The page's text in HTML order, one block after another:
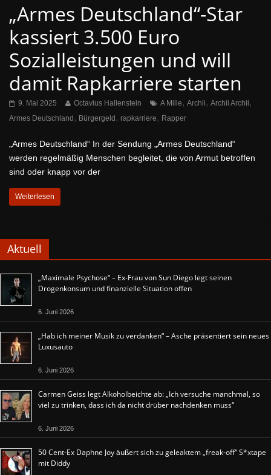
„Armes Deutschland“-Star
kassiert 3.500 Euro
Sozialleistungen und will
damit Rapkarriere starten
9. Mai 2025 Octavius Hallenstein A Mille, Archii, Archii Archii,
Armes Deutschland , Bürgergeld , rapkarriere, Rapper
„Armes Deutschland“ In der Sendung „Armes Deutschland“
werden regelmäßig Menschen begleitet, die von Armut betroffen
sind oder knapp vor der
Weiterlesen
Aktuell
„Maximale Psychose“ – Ex-Frau von Sun Diego legt seinen
Drogenkonsum und finanzielle Situation offen
6. Juni 2026
„Hab ich meiner Musik zu verdanken“ – Asche präsentiert sein neues
Luxusauto
6. Juni 2026
Carmen Geiss legt Alkoholbeichte ab: „Ich versuche manchmal, so
viel zu trinken, dass ich da nicht drüber nachdenken muss“
6. Juni 2026
50 Cent-Ex Daphne Joy äußert sich zu geleaktem „freak-off“ S*xtape
mit Diddy